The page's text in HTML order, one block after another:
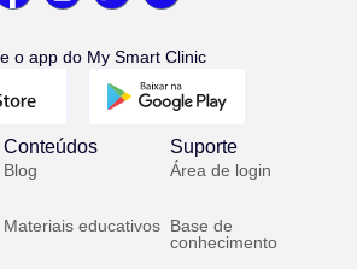
o app do My Smart Clinic
Conteúdos
Blog
Materiais educativos
Suporte
Área de login
Base de
conhecimento